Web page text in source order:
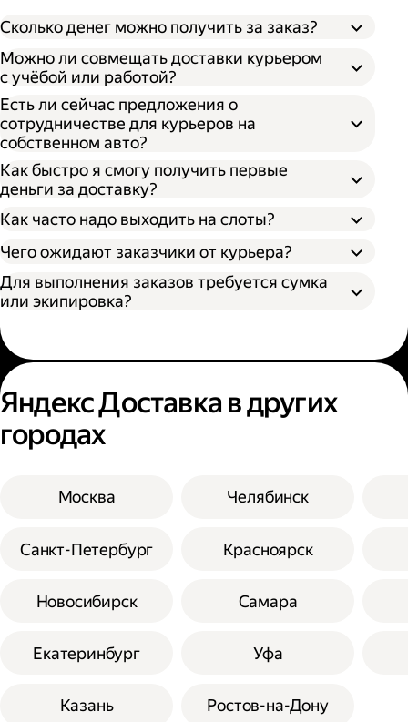
Сколько денег можно получить за заказ?
Можно ли совмещать доставки курьером
с учёбой или работой?
Есть ли сейчас предложения о
сотрудничестве для курьеров на
собственном авто?
Как быстро я смогу получить первые
деньги за доставку?
Как часто надо выходить на слоты?
Чего ожидают заказчики от курьера?
Для выполнения заказов требуется сумка
или экипировка?
Яндекс Доставка в других
городах
Москва
Санкт-Петербург
Новосибирск
Екатеринбург
Казань
Челябинск
Красноярск
Самара
Уфа
Ростов-на-Дону